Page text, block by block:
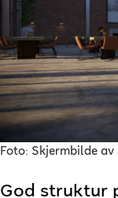
Foto: Skjermbilde
God struktur